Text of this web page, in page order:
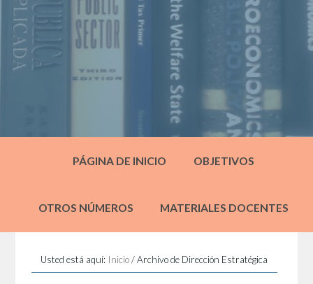
PÁGINA DE INICIO OBJETIVOS
OTROS NÚMEROS MATERIALES DOCENTES
Usted está aquí: Inicio /Archivo de Dirección Estratégica